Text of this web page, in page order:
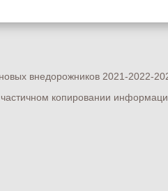
внедорожников 2021-2022-
копировании